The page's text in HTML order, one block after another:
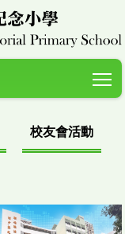
校友會活動